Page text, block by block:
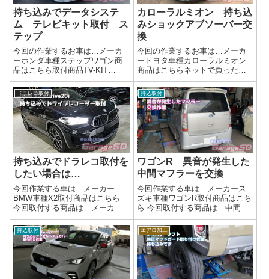
持ち込みでデータシステ
ム テレビキット取付 ス
テップ
今回の作業するお車は…メーカ
ーホンダ車種ステップワゴン商
品はこちら取付商品TV-KIT
HTA633 データシステムネット
で買ったテレビキャンセラー・
テレビキット取り付けでお困り
なら「テレビキット、取り付け
はプロに任せたい！」 当店な
ら、お...
カローラルミオン 持ち込
みショックアブソーバー交
換
今回の作業するお車は…メーカ
ートヨタ車種カローラルミオン
商品はこちらネットで買ったシ
ョックアブソーバー、持ち込み
取り付けOK！理想の足回りを手
軽に実現しませんか？「せっか
く手に入れたショックアブソー
バー、取り付けはプロに任せた
い！」 当店な...
ドラレコ取付
持ち込みでドラレコ取付を
したい場合は…
今回作業する車は…メーカー
BMW車種X2取付商品はこちら
今回取付する商品は…メーカー
失念… 駐車監視付きです作業
写真📢 持ち込みOK！ドライブレ
コーダー取り付けサービス🚗持
ち込みドライブレコーダー、プ
ロの技でスッキリ取り付け！ネ
ットで購入...
持込取付
ワゴンR 異音が発生した
中間マフラーを交換
今回作業する車は…メーカース
ズキ車種ワゴンR取付商品はこち
ら 今回取付する商品は…中間マ
フラー リビルト品ですよく不
具合が出る場所だったりすると
リビルト品があったりします('ω')
ノ作業写真サクッと交換完了～
軽自動車のマフラーは社外新品
やリ...
持込取付 エアロ加工